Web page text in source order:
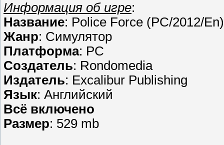
Информация об игре:
Название: Police Force (PC/2012/En)
Жанр: Cимулятор
Платформа: PC
Создатель: Rondomedia
Издатель: Excalibur Publishing
Язык: Английский
Всё включено
Размер: 529 mb